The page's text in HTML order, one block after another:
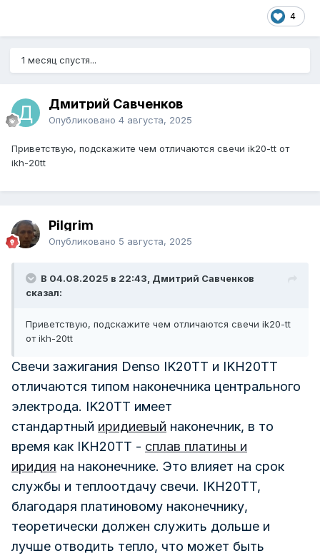
4
1 месяц спустя...
Дмитрий Савченков
Опубликовано 4 августа, 2025
Приветствую, подскажите чем отличаются свечи ik20-tt от
ikh-20tt
Pilgrim
Опубликовано 5 августа, 2025
В 04.08.2025 в 22:43, Дмитрий Савченков
сказал:
Приветствую, подскажите чем отличаются свечи ik20-tt
от ikh-20tt
Свечи зажигания Denso IK20TT и IKH20TT
отличаются типом наконечника центрального
электрода. IK20TT имеет
стандартный иридиевый наконечник, в то
время как IKH20TT - сплав платины и
иридия на наконечнике. Это влияет на срок
службы и теплоотдачу свечи. IKH20TT,
благодаря платиновому наконечнику,
теоретически должен служить дольше и
лучше отводить тепло, что может быть